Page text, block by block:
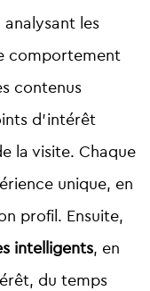
analysant les
comportement
contenus
d’intérêt
la visite. Chaque
unique, en
profil. Ensuite,
intelligents, en
du temps